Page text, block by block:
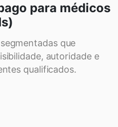
para médicos
que
autoridade e
qualificados.